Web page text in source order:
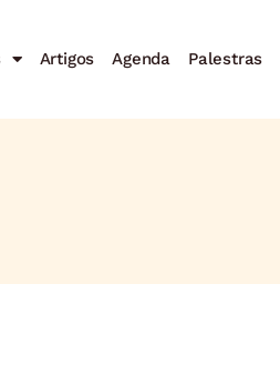
Artigos Agenda Palestras